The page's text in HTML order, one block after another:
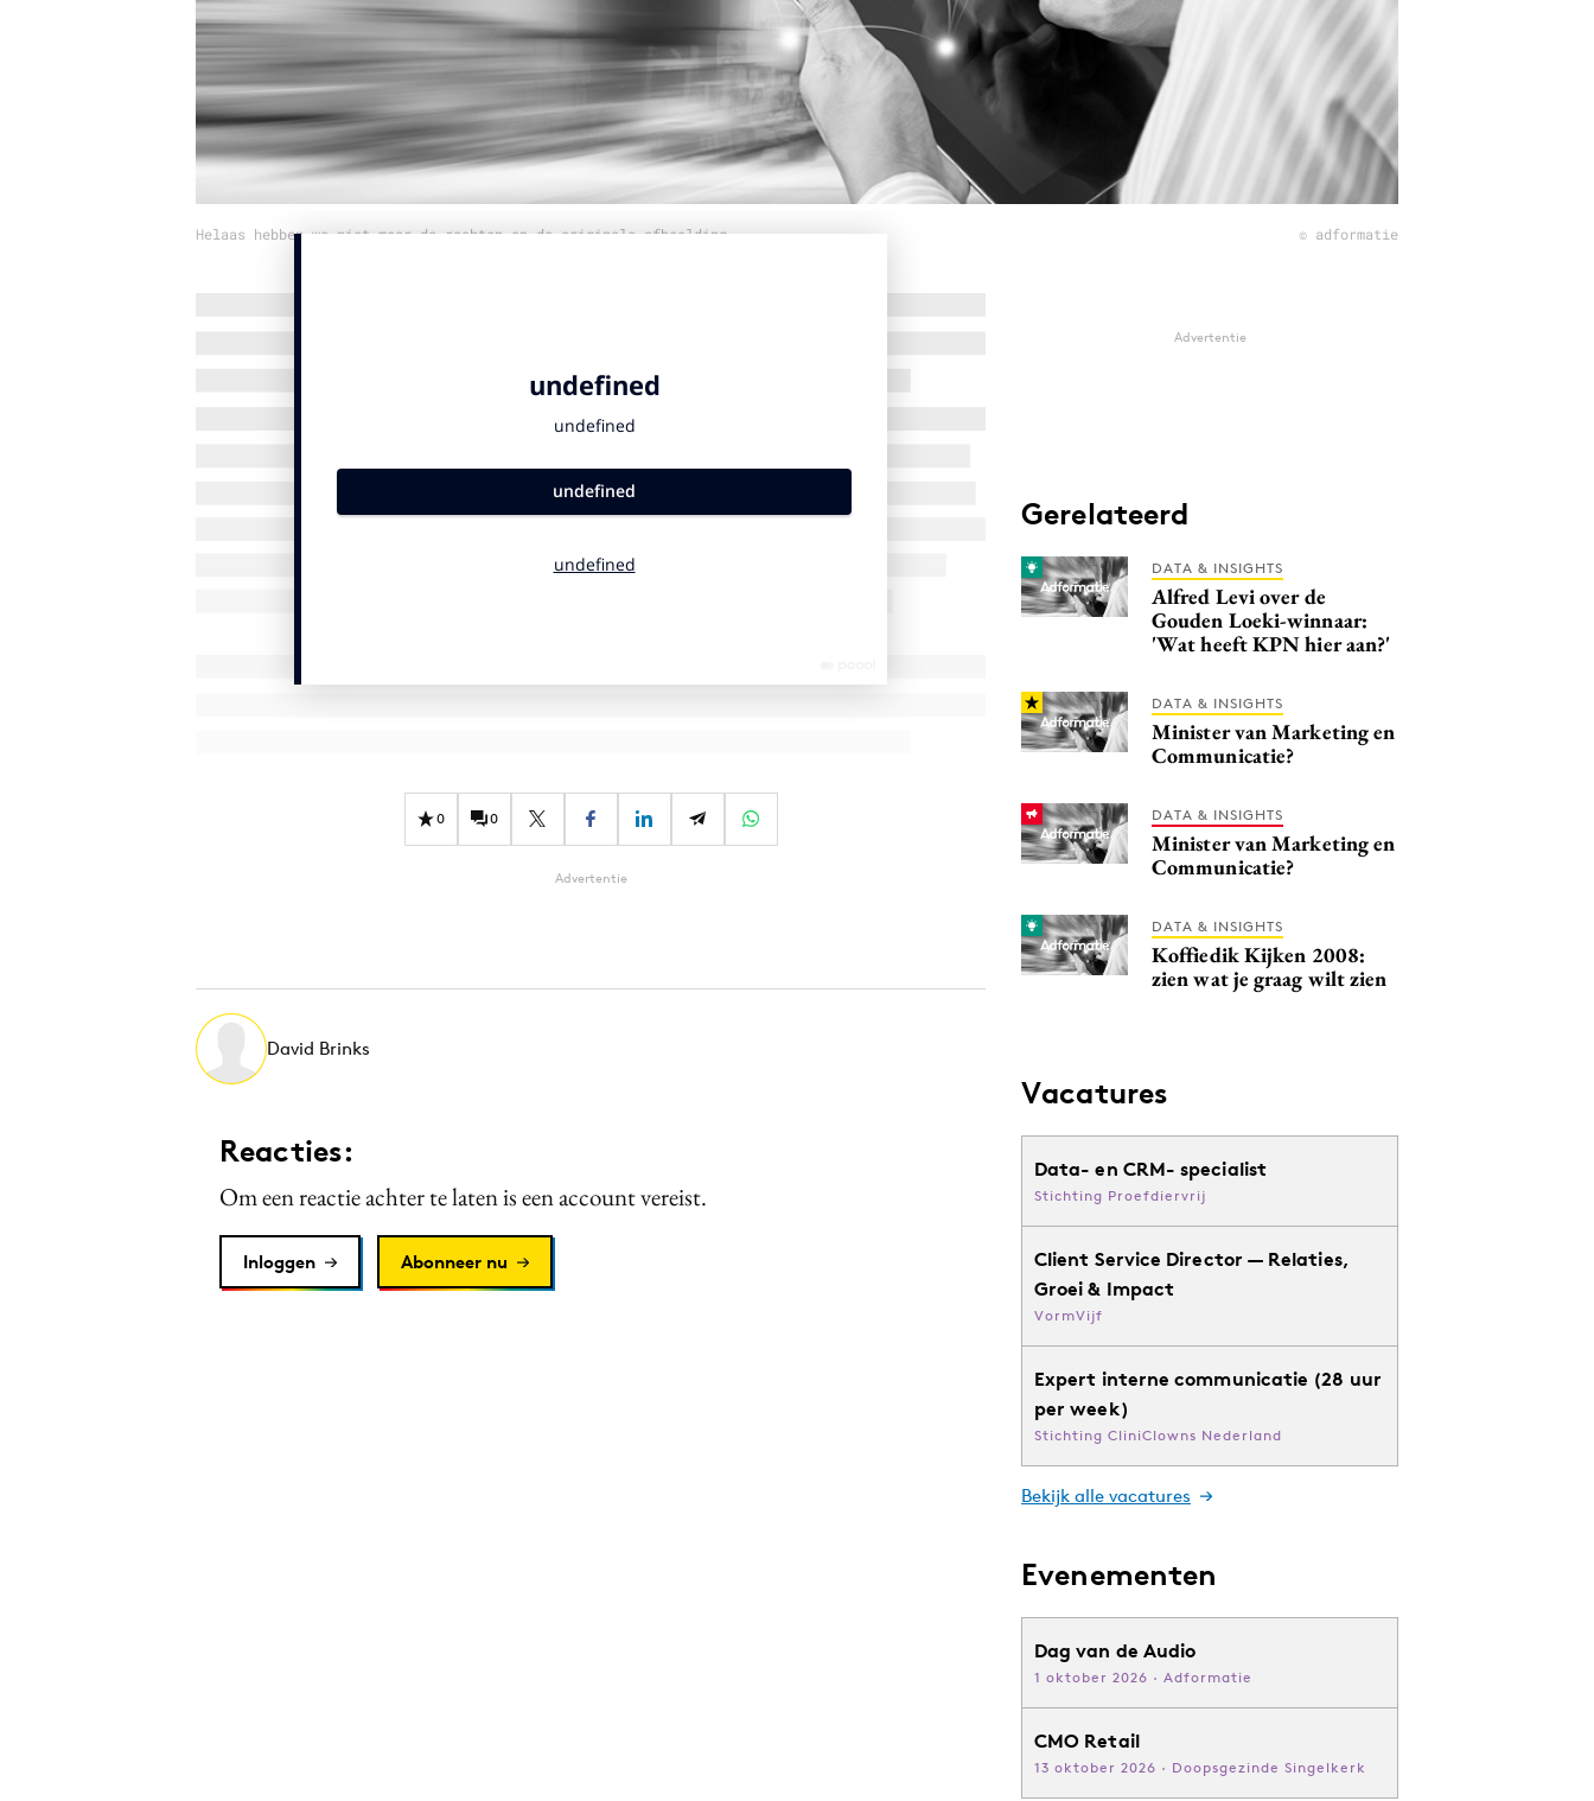
Helaas hebben we niet meer de rechten op de originele afbeelding © adformatie
0 0
Advertentie
David Brinks
Reacties:
Om een reactie achter te laten is een account vereist.
Inloggen Abonneer nu
Advertentie
Gerelateerd
DATA & INSIGHTS
Alfred Levi over de
Gouden Loeki-winnaar:
'Wat heeft KPN hier aan?'
DATA & INSIGHTS
Minister van Marketing en
Communicatie?
DATA & INSIGHTS
Minister van Marketing en
Communicatie?
DATA & INSIGHTS
Koffiedik Kijken 2008:
zien wat je graag wilt zien
Vacatures
Data- en CRM- specialist
Stichting Proefdiervrij
Client Service Director — Relaties,
Groei & Impact
VormVijf
Expert interne communicatie (28 uur
per week)
Stichting CliniClowns Nederland
Bekijk alle vacatures
Evenementen
Dag van de Audio
1 oktober 2026 · Adformatie
CMO Retail
13 oktober 2026 · Doopsgezinde Singelkerk